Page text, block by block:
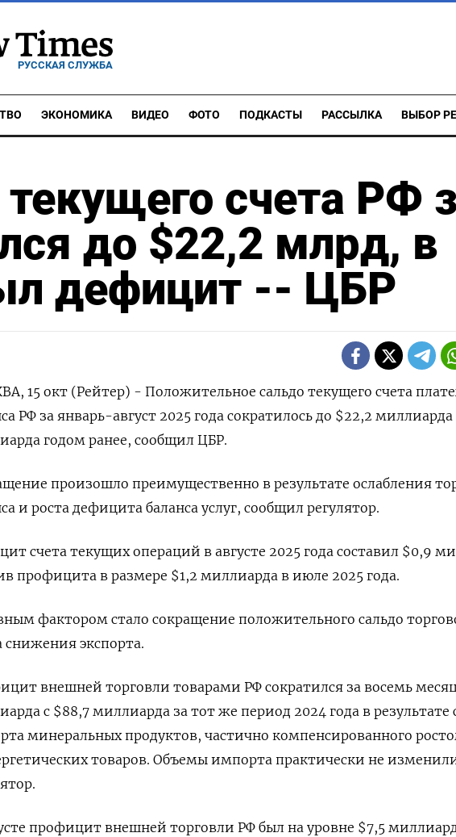
РУССКАЯ СЛУЖБА
ЭКОНОМИКА ВИДЕО ФОТО ПОДКАСТЫ РАССЫЛКА ВЫБОР
счета РФ
до $22,2 млрд, в
дефицит -- ЦБР
15 окт (Рейтер) - Положительное сальдо текущего счета
РФ за январь-август 2025 года сократилось до $22,2 миллиарда
годом ранее, сообщил ЦБР.
произошло преимущественно в результате ослабления
и роста дефицита баланса услуг, сообщил регулятор.
счета текущих операций в августе 2025 года составил $0,9
профицита в размере $1,2 миллиарда в июле 2025 года.
фактором стало сокращение положительного сальдо
снижения экспорта.
внешней торговли товарами РФ сократился за восемь
с $88,7 миллиарда за тот же период 2024 года в
минеральных продуктов, частично компенсированного
товаров. Объемы импорта практически не
профицит внешней торговли РФ был на уровне $7,5